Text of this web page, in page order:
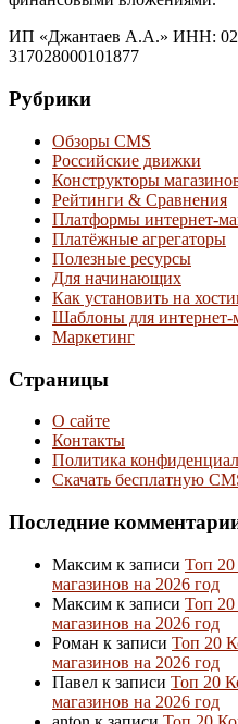
ИП «Джантаев А.А.» ИНН:
317028000101877
Рубрики
Обзоры CMS
Российские движки
Конструкторы
Рейтинги & Cравнения
Платформы интернет-
Платёжные агрегаторы
Полезные ресурсы
Для начинающих
Как установить на
Шаблоны для интернет-
Маркетинг
Страницы
О сайте
Контакты
Политика
Скачать бесплатную
Последние
Максим к записи Топ 20
магазинов на 2026 год
Максим к записи Топ 20
магазинов на 2026 год
Роман к записи Топ 20
магазинов на 2026 год
Павел к записи Топ 20
магазинов на 2026 год